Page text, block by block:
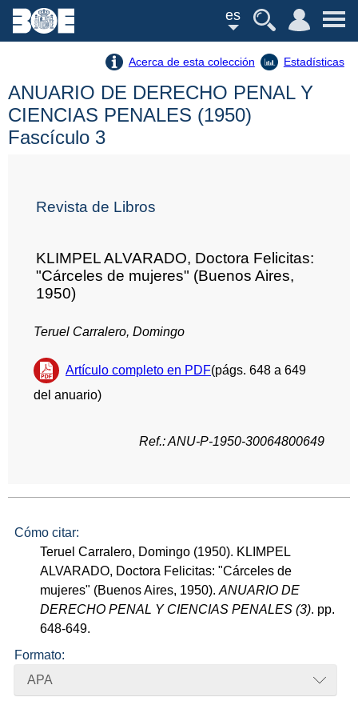
es
Acerca de esta colección Estadísticas
ANUARIO DE DERECHO PENAL Y
CIENCIAS PENALES (1950)
Fascículo 3
Revista de Libros
KLIMPEL ALVARADO, Doctora Felicitas:
"Cárceles de mujeres" (Buenos Aires,
1950)
Teruel Carralero, Domingo
Artículo completo en PDF(págs. 648 a 649
del anuario)
Ref.: ANU-P-1950-30064800649
Cómo citar:
Teruel Carralero, Domingo (1950). KLIMPEL
ALVARADO, Doctora Felicitas: "Cárceles de
mujeres" (Buenos Aires, 1950).ANUARIO DE
DERECHO PENAL Y CIENCIAS PENALES (3). pp.
648-649.
Formato:
APA